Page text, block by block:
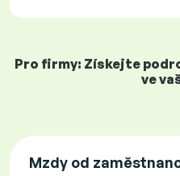
Pro firmy: Získejte
ve
Mzdy od